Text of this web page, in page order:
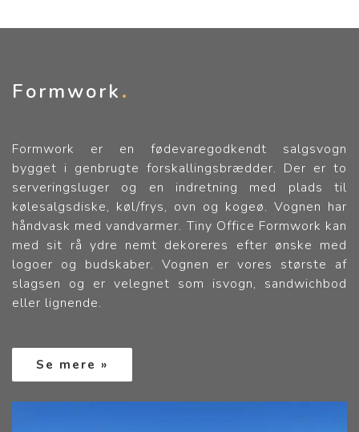
Formwork
Formwork er en fødevaregodkendt salgsvogn
bygget i genbrugte forskallingsbrædder. Der er to
serveringsluger og en indretning med plads til
kølesalgsdiske, køl/frys, ovn og kogeø. Vognen har
håndvask med vandvarmer. Tiny Office Formwork kan
med sit rå ydre nemt dekoreres efter ønske med
logoer og budskaber. Vognen er vores største af
slagsen og er velegnet som isvogn, sandwichbod
eller lignende.
Se mere